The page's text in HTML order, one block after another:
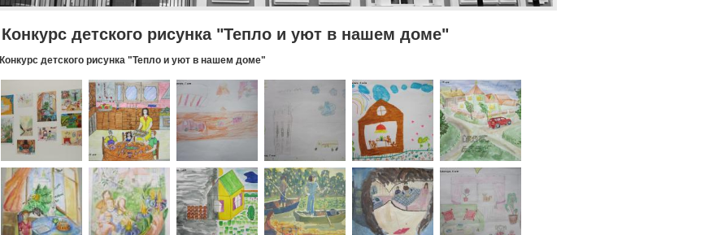
Конкурс детского рисунка "Тепло и уют в нашем доме"
Конкурс детского рисунка "Тепло и уют в нашем доме"